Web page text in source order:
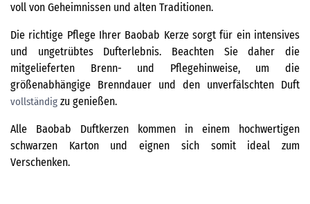
voll von Geheimnissen und alten Traditionen.
Die richtige Pflege Ihrer Baobab Kerze sorgt für ein intensives
und ungetrübtes Dufterlebnis. Beachten Sie daher die
mitgelieferten Brenn- und Pflegehinweise, um die
größenabhängige Brenndauer und den unverfälschten Duft
vollständig zu genießen.
Alle Baobab Duftkerzen kommen in einem hochwertigen
schwarzen Karton und eignen sich somit ideal zum
Verschenken.